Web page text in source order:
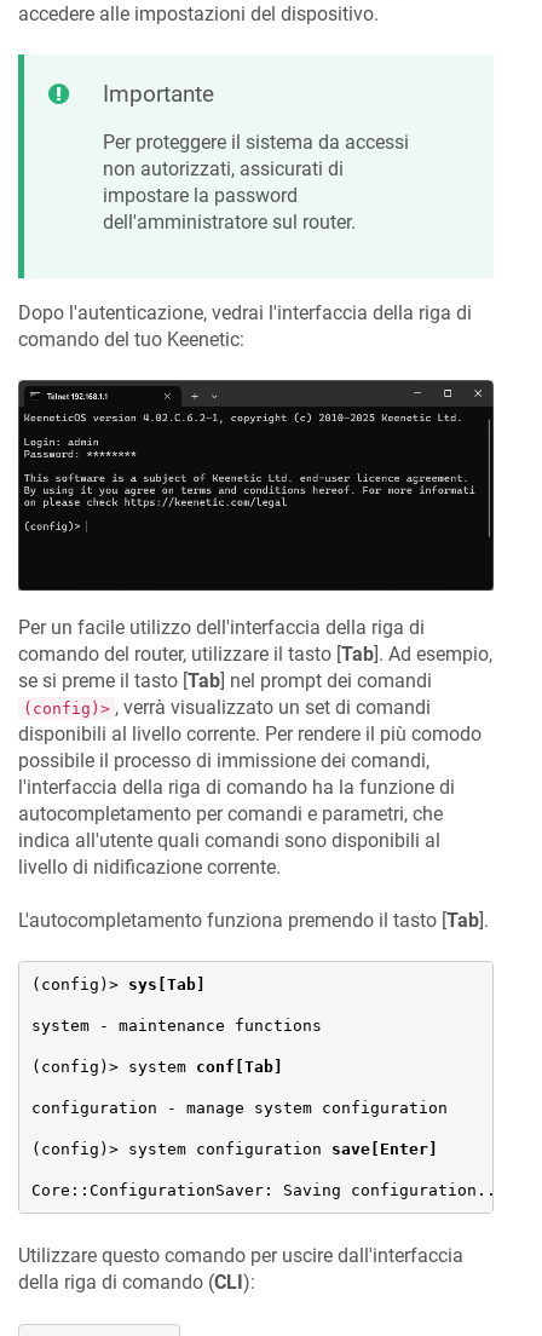
accedere alle impostazioni del dispositivo.
Importante
Per proteggere il sistema da accessi
non autorizzati, assicurati di
impostare la password
dell'amministratore sul router.
Dopo l'autenticazione, vedrai l'interfaccia della riga di
comando del tuo Keenetic:
Per un facile utilizzo dell'interfaccia della riga di
comando del router, utilizzare il tasto [Tab]. Ad esempio,
se si preme il tasto [Tab] nel prompt dei comandi
(config)> , verrà visualizzato un set di comandi
disponibili al livello corrente. Per rendere il più comodo
possibile il processo di immissione dei comandi,
l'interfaccia della riga di comando ha la funzione di
autocompletamento per comandi e parametri, che
indica all'utente quali comandi sono disponibili al
livello di nidificazione corrente.
L'autocompletamento funziona premendo il tasto [Tab].
(config)> sys[Tab]
system - maintenance functions
(config)> system conf[Tab]
configuration - manage system configuration
(config)> system configuration save[Enter]
Core::ConfigurationSaver: Saving configuration...
Utilizzare questo comando per uscire dall'interfaccia
della riga di comando (CLI ):